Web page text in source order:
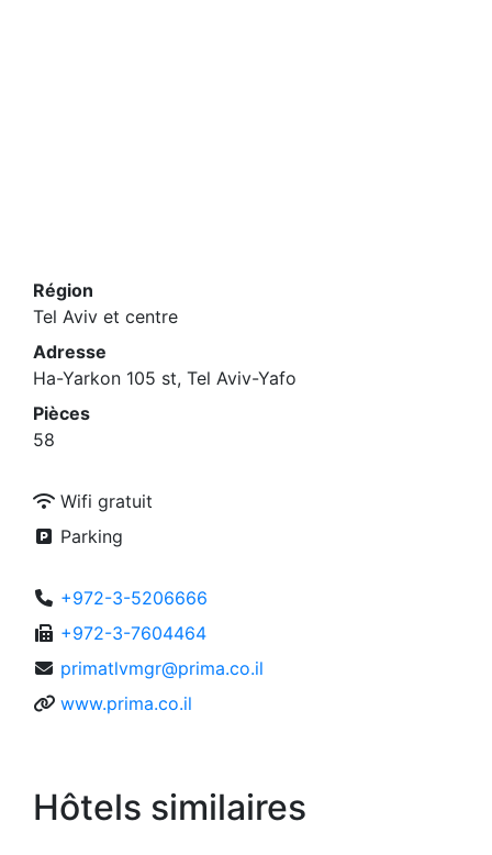
Région
Tel Aviv et centre
Adresse
Ha-Yarkon 105 st, Tel Aviv-Yafo
Pièces
58
Wifi gratuit
Parking
+972-3-5206666
+972-3-7604464
primatlvmgr@prima.co.il
www.prima.co.il
Hôtels similaires